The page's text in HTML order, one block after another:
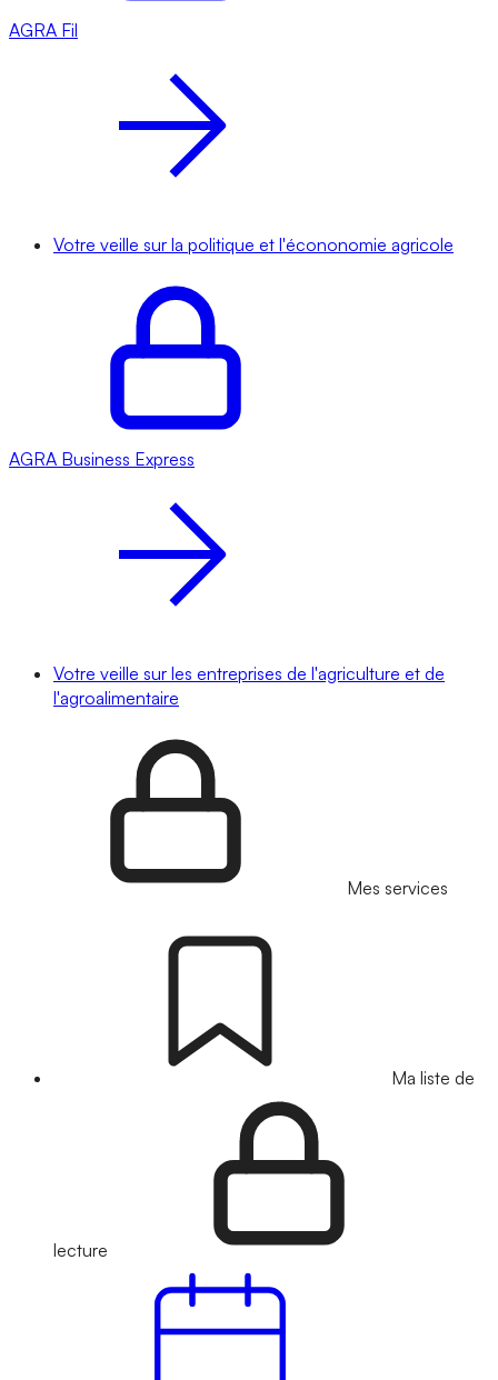
AGRA Fil
Votre veille sur la politique et l'écononomie agricole
AGRA Business Express
Votre veille sur les entreprises de l'agriculture et de
l'agroalimentaire
Mes services
Ma liste de
lecture